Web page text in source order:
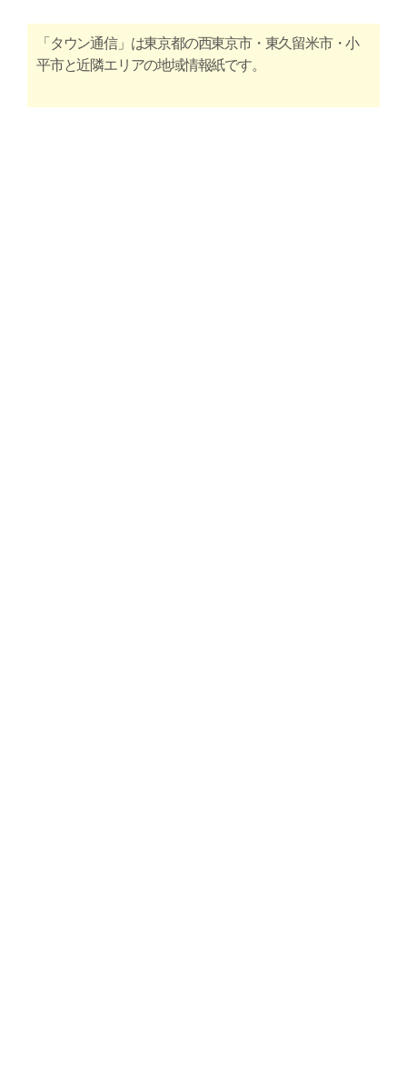
「タウン通信」は東京都の西東京市・東久留米市・小
平市と近隣エリアの地域情報紙です。